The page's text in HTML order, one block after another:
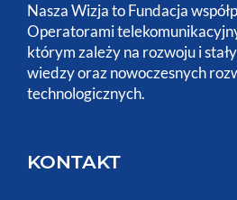
Nasza Wizja to Fundacja
Operatorami
którym zależy na rozwoju i
wiedzy oraz nowoczesnych
technologicznych.
KONTAKT